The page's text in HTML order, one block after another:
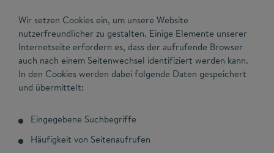
Wir setzen Cookies ein, um unsere Website
nutzerfreundlicher zu gestalten. Einige Elemente unserer
Internetseite erfordern es, dass der aufrufende Browser
auch nach einem Seitenwechsel identifiziert werden kann.
In den Cookies werden dabei folgende Daten gespeichert
und übermittelt:
Eingegebene Suchbegriffe
Häufigkeit von Seitenaufrufen